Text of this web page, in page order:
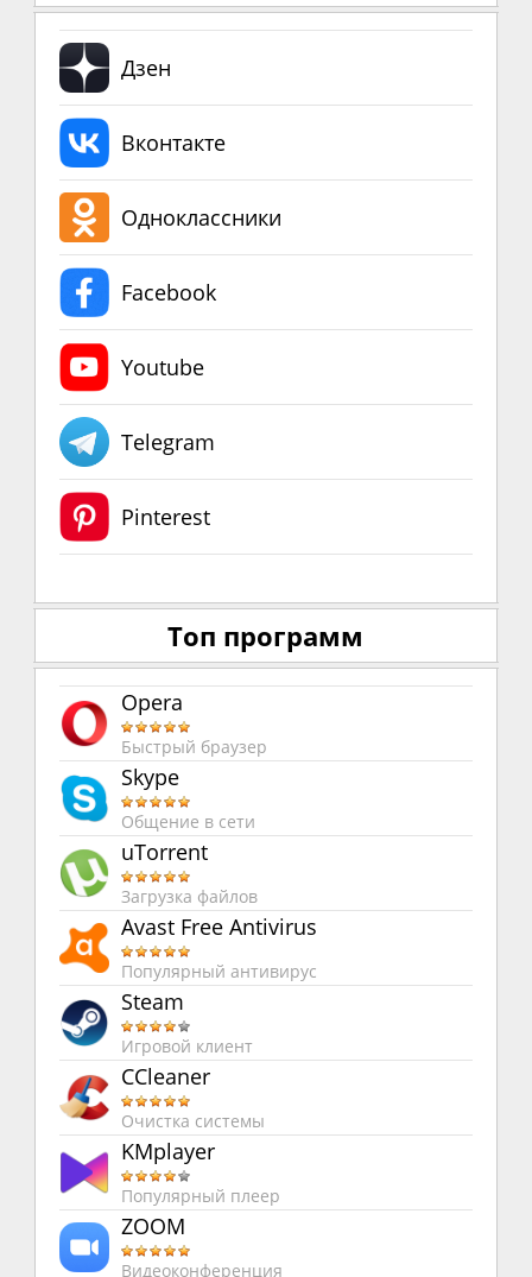
Дзен
Вконтакте
Одноклассники
Facebook
Youtube
Telegram
Pinterest
Топ программ
Opera
Быстрый браузер
Skype
Общение в сети
uTorrent
Загрузка файлов
Avast Free Antivirus
Популярный антивирус
Steam
Игровой клиент
CCleaner
Очистка системы
KMplayer
Популярный плеер
ZOOM
Видеоконференция